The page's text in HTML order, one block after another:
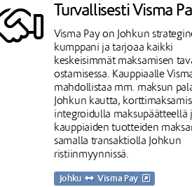
Turvallisesti Visma
Visma Pay on Johkun
kumppani ja tarjoaa kaikki
keskeisimmät maksamisen
ostamisessa. Kauppiaalle
mahdollistaa mm. maksun
Johkun kautta,
integroidulla maksupäätteellä
kauppiaiden tuotteiden
samalla transaktiolla Johkun
ristiinmyynnissä.
Johku Visma Pay